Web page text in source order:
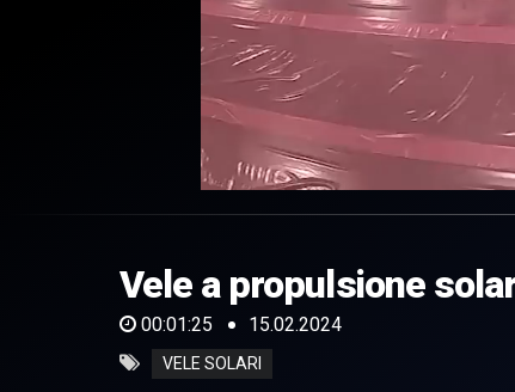
of
25
secondsVolume
0%
Vele a propulsione
00:01:25 15.02.2024
VELE SOLARI